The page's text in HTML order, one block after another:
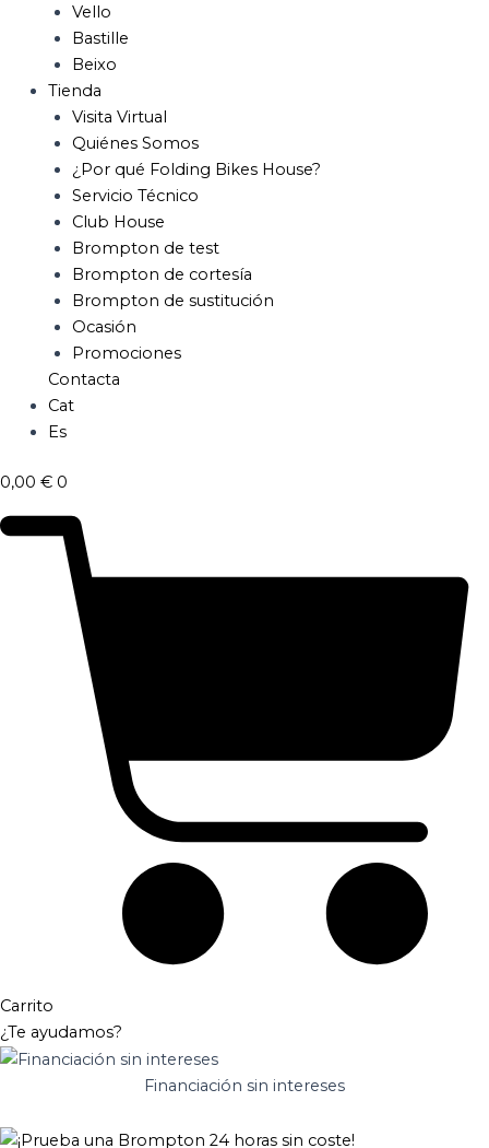
Vello
Bastille
Beixo
Tienda
Visita Virtual
Quiénes Somos
¿Por qué Folding Bikes House?
Servicio Técnico
Club House
Brompton de test
Brompton de cortesía
Brompton de sustitución
Ocasión
Promociones
Contacta
Cat
Es
0,00 € 0
Carrito
¿Te ayudamos?
Financiación sin intereses